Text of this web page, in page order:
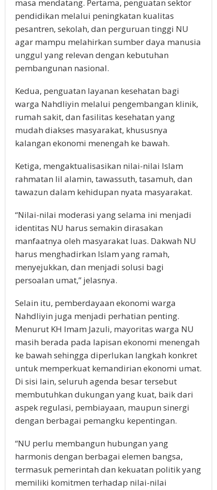
masa mendatang. Pertama, penguatan sektor
pendidikan melalui peningkatan kualitas
pesantren, sekolah, dan perguruan tinggi NU
agar mampu melahirkan sumber daya manusia
unggul yang relevan dengan kebutuhan
pembangunan nasional.
Kedua, penguatan layanan kesehatan bagi
warga Nahdliyin melalui pengembangan klinik,
rumah sakit, dan fasilitas kesehatan yang
mudah diakses masyarakat, khususnya
kalangan ekonomi menengah ke bawah.
Ketiga, mengaktualisasikan nilai-nilai Islam
rahmatan lil alamin, tawassuth, tasamuh, dan
tawazun dalam kehidupan nyata masyarakat.
“Nilai-nilai moderasi yang selama ini menjadi
identitas NU harus semakin dirasakan
manfaatnya oleh masyarakat luas. Dakwah NU
harus menghadirkan Islam yang ramah,
menyejukkan, dan menjadi solusi bagi
persoalan umat,” jelasnya.
Selain itu, pemberdayaan ekonomi warga
Nahdliyin juga menjadi perhatian penting.
Menurut KH Imam Jazuli, mayoritas warga NU
masih berada pada lapisan ekonomi menengah
ke bawah sehingga diperlukan langkah konkret
untuk memperkuat kemandirian ekonomi umat.
Di sisi lain, seluruh agenda besar tersebut
membutuhkan dukungan yang kuat, baik dari
aspek regulasi, pembiayaan, maupun sinergi
dengan berbagai pemangku kepentingan.
“NU perlu membangun hubungan yang
harmonis dengan berbagai elemen bangsa,
termasuk pemerintah dan kekuatan politik yang
memiliki komitmen terhadap nilai-nilai